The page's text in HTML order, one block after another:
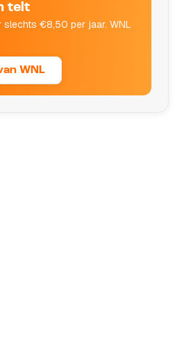
telt
€8,50 per jaar. WNL
WNL